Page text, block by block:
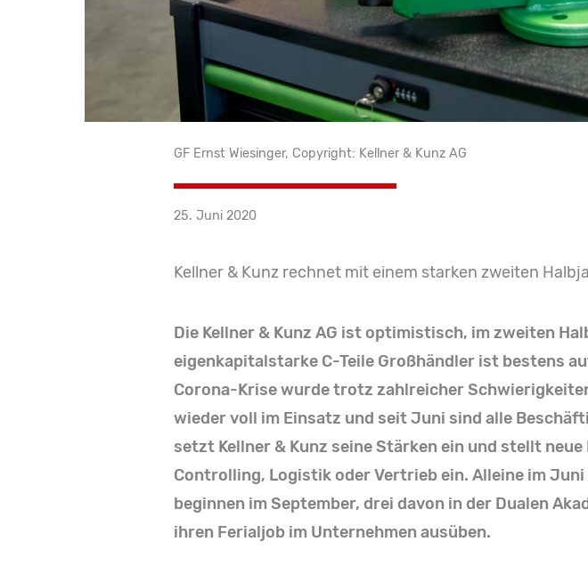
GF Ernst Wiesinger, Copyright: Kellner & Kunz AG
25. Juni 2020
Kellner & Kunz rechnet mit einem starken zweiten
Die Kellner & Kunz AG ist optimistisch, im zweiten
eigenkapitalstarke C-Teile Großhändler ist bestens
Corona-Krise wurde trotz zahlreicher
wieder voll im Einsatz und seit Juni sind alle
setzt Kellner & Kunz seine Stärken ein und stellt
Controlling, Logistik oder Vertrieb ein. Alleine im
beginnen im September, drei davon in der Dualen
ihren Ferialjob im Unternehmen ausüben.